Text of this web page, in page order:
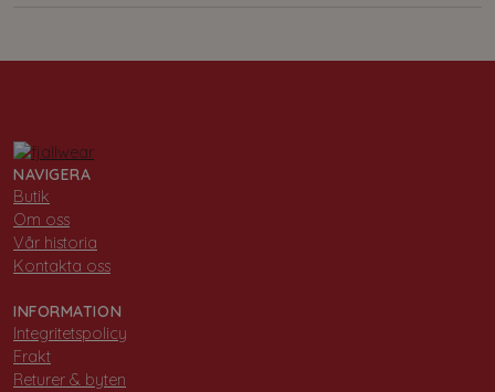
NAVIGERA
Butik
Om oss
Vår historia
Kontakta oss
INFORMATION
Integritetspolicy
Frakt
Returer & byten